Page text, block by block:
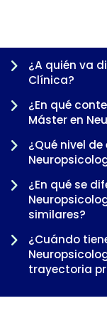
¿A quién va
Clínica?
¿En qué
Máster en
¿Qué nivel
¿En qué se
similares?
¿Cuándo
trayectoria